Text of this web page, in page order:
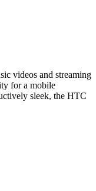
videos and streaming
for a mobile
sleek, the HTC